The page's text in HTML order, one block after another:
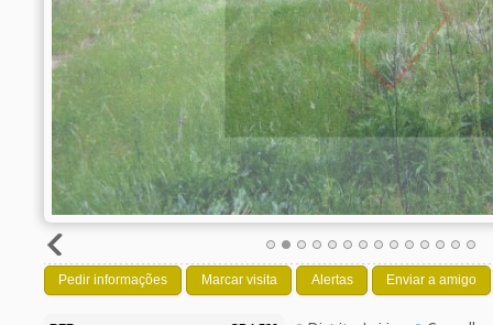
Pedir informações Marcar visita Alertas Enviar a amigo